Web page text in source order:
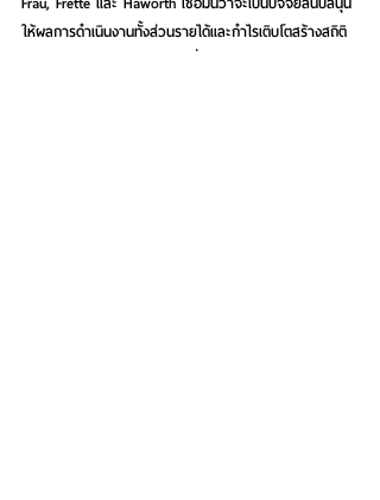
ให้ผลการดำเนินงานทั้งส่วนรายได้และกำไรเติบโตสร้างสถิติ